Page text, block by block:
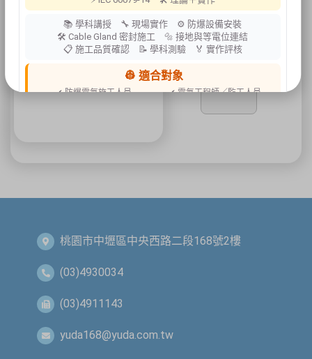
桃園市中壢區中央西路二段168號2樓
(03)4930034
(03)4911143
yuda168@yuda.com.tw
📚 學科講授 🔧 現場實作 ⚙ 防爆設備安裝
🛠 Cable Gland 密封施工 🔩 接地與等電位連結
📋 施工品質確認 📝 學科測驗 🏅 實作評核
👷 適合對象
✔ 防爆電氣施工人員
✔ 電氣工程師／監工人員
祐大技術顧問股份有限公司
🚗 交通資訊
🚘 停車位有限，建議共乘或搭乘大眾運輸工具
🌱 大眾運輸每人每公里約可減少 67% 碳排放
名額有限，依完成報名及繳費順序保留名額，額滿即截止。